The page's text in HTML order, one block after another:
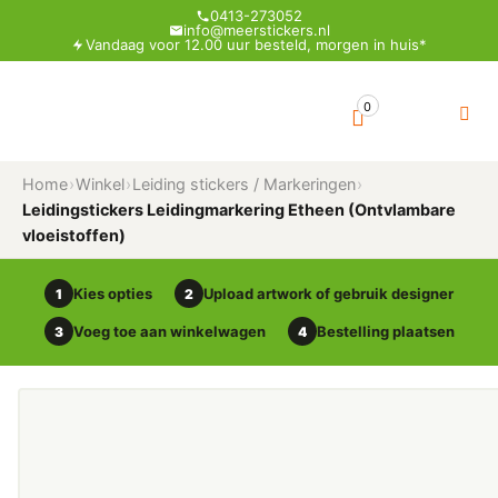
0413-273052
info@meerstickers.nl
Vandaag voor 12.00 uur besteld, morgen in huis*
0
Home›Winkel›Leiding stickers / Markeringen›
Leidingstickers Leidingmarkering Etheen (Ontvlambare
vloeistoffen)
1 Kies opties 2 Upload artwork of gebruik designer
3 Voeg toe aan winkelwagen 4 Bestelling plaatsen